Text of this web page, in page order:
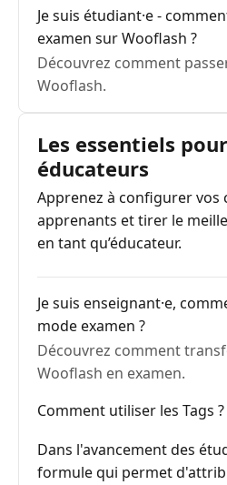
Je suis étudiant·e -
examen sur Wooflash ?
Découvrez comment
Wooflash.
Les essentiels
éducateurs
Apprenez à configurer vos
apprenants et tirer le
en tant qu’éducateur.
Je suis enseignant·e,
mode examen ?
Découvrez comment
Wooflash en examen.
Comment utiliser les Tags ?
Dans l'avancement des
formule qui permet